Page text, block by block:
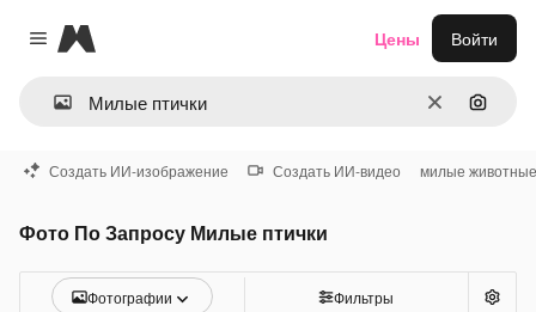
Close menu
Magnific
ОчиститьПоиск
Цены Войти
Создать ИИ-изображение Создать ИИ-видео милые животные
Фото По Запросу Милые птички
Фотографии Фильтры